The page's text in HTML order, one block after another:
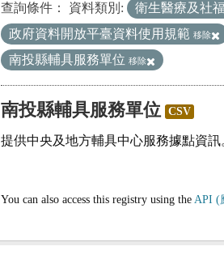
查詢條件： 資料類別: 衛生醫療及社福
政府資料開放平臺資料使用規範 移除
南投縣輔具服務單位 移除
南投縣輔具服務單位 CSV
提供中央及地方輔具中心服務據點資訊
You can also access this registry using the API (